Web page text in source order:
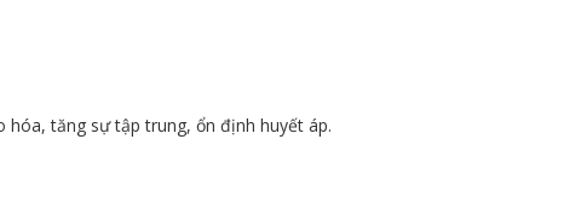
tăng sự tập trung, ổn định huyết áp.